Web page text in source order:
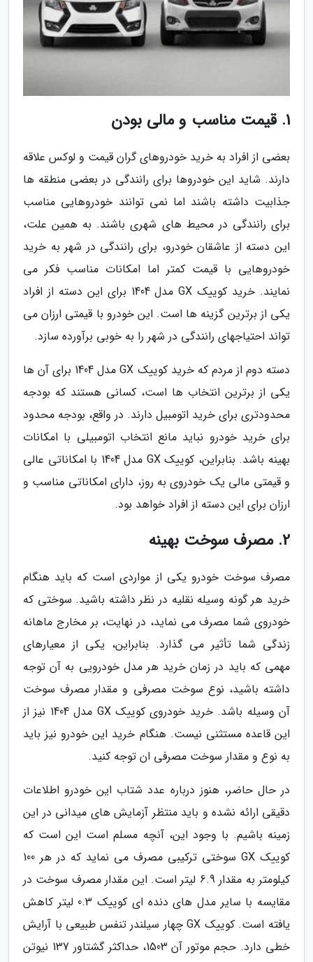
1. قیمت مناسب و مالی بودن
بعضی از افراد به خرید خودروهای گران قیمت و لوکس علاقه
دارند. شاید این خودروها برای رانندگی در بعضی منطقه ها
جذابیت داشته باشند اما نمی توانند خودروهایی مناسب
برای رانندگی در محیط های شهری باشند. به همین علت،
این دسته از عاشقان خودرو، برای رانندگی در شهر به خرید
خودروهایی با قیمت کمتر اما امکانات مناسب فکر می
نمایند. خرید کوییک GX مدل 1404 برای این دسته از افراد
یکی از برترین گزینه ها است. این خودرو با قیمتی ارزان می
تواند احتیاجهای رانندگی در شهر را به خوبی برآورده سازد.
دسته دوم از مردم که خرید کوییک GX مدل 1404 برای آن ها
یکی از برترین انتخاب ها است، کسانی هستند که بودجه
محدودتری برای خرید اتومبیل دارند. در واقع، بودجه محدود
برای خرید خودرو نباید مانع انتخاب اتومبیلی با امکانات
بهینه باشد. بنابراین، کوییک GX مدل 1404 با امکاناتی عالی
و قیمتی مالی یک خودروی به روز، دارای امکاناتی مناسب و
ارزان برای این دسته از افراد خواهد بود.
2. مصرف سوخت بهینه
مصرف سوخت خودرو یکی از مواردی است که باید هنگام
خرید هر گونه وسیله نقلیه در نظر داشته باشید. سوختی که
خودروی شما مصرف می نماید، در نهایت، بر مخارج ماهانه
زندگی شما تأثیر می گذارد. بنابراین، یکی از معیارهای
مهمی که باید در زمان خرید هر مدل خودرویی به آن توجه
داشته باشید، نوع سوخت مصرفی و مقدار مصرف سوخت
آن وسیله باشد. خرید خودروی کوییک GX مدل 1404 نیز از
این قاعده مستثنی نیست. هنگام خرید این خودرو نیز باید
به نوع و مقدار سوخت مصرفی ان توجه کنید.
در حال حاضر، هنوز درباره عدد شتاب این خودرو اطلاعات
دقیقی ارائه نشده و باید منتظر آزمایش های میدانی در این
زمینه باشیم. با وجود این، آنچه مسلم است این است که
کوییک GX سوختی ترکیبی مصرف می نماید که در هر 100
کیلومتر به مقدار 6.9 لیتر است. این مقدار مصرف سوخت در
مقایسه با سایر مدل های دنده ای کوییک 0.3 لیتر کاهش
یافته است. کوییک GX چهار سیلندر تنفس طبیعی با آرایش
خطی دارد. حجم موتور آن 1503، حداکثر گشتاور 137 نیوتن